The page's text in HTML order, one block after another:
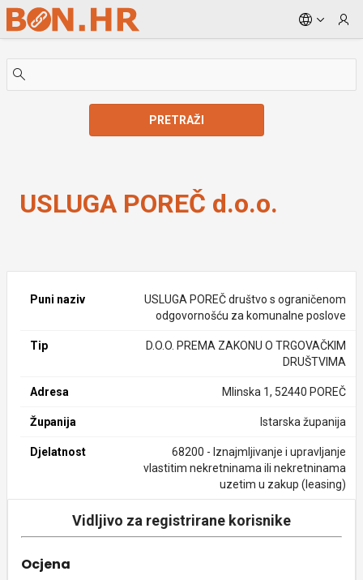
Skip to Main Content
PRETRAŽI
USLUGA POREČ d.o.o.
Puni naziv
USLUGA POREČ društvo s ograničenom
odgovornošću za komunalne poslove
Tip
D.O.O. PREMA ZAKONU O TRGOVAČKIM
DRUŠTVIMA
Adresa Mlinska 1, 52440 POREČ
Županija Istarska županija
Djelatnost
68200 - Iznajmljivanje i upravljanje
vlastitim nekretninama ili nekretninama
uzetim u zakup (leasing)
Vidljivo za registrirane korisnike
Ocjena